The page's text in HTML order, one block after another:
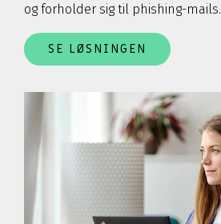
og forholder sig til phishing-mails.
SE LØSNINGEN